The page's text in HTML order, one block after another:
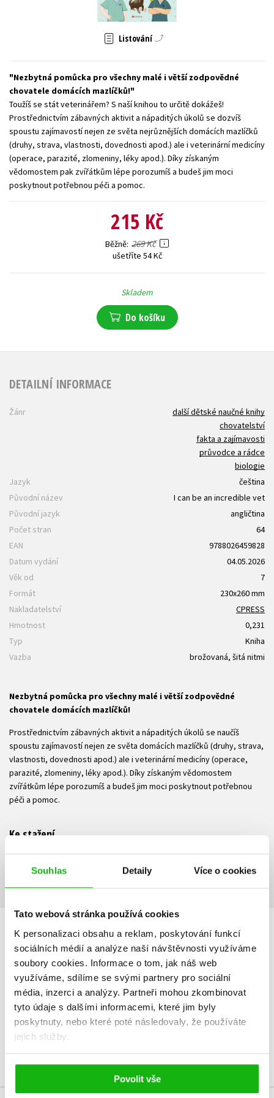
Souhlas Detaily Více o cookies
Tato webová stránka používá cookies
K personalizaci obsahu a reklam, poskytování funkcí
sociálních médií a analýze naší návštěvnosti využíváme
soubory cookies. Informace o tom, jak náš web
využíváme, sdílíme se svými partnery pro sociální
média, inzerci a analýzy. Partneři mohou zkombinovat
tyto údaje s dalšími informacemi, které jim byly
poskytnuty, nebo které poté následovaly, že používáte
jejich služby.
Povolit vše
Zahraniční literatura
Všechny tituly
Listování
Nezbytná pomůcka pro všechny malé i větší zodpovědné
chovatele domácích mazlíčků!
Toužíš se stát veterinářem? S naší knihou to určitě dokážeš!
Prostřednictvím zábavných aktivit a nápaditých úkolů se dozvíš
spoustu zajímavostí nejen ze světa nejrůznějších domácích mazlíčků
(druhy, strava, vlastnosti, dovednosti apod.) ale i veterinární medicíny
(operace, parazité, zlomeniny, léky apod.). Díky získaným
vědomostem pak zvířátkům lépe porozumíš a budeš jim moci
poskytnout potřebnou péči a pomoc.
215 Kč
Běžně 269 Kč
ušetříte 54 Kč
Skladem
Do košíku
DETAILNÍ INFORMACE
Žánr
další dětské naučné knihy
chovatelství
fakta a zajímavosti
průvodce a rádce
biologie
Jazyk
čeština
Původní název
I can be an incredible vet
Původní jazyk
angličtina
Počet stran
64
EAN
9788026459828
Datum vydání
04.05.2026
Věk od
7
Formát
230x260 mm
Nakladatelství
CPRESS
Hmotnost
0,231
Typ
Kniha
Vazba
brožovaná, šitá nitmi
Nezbytná pomůcka pro všechny malé i větší zodpovědné
chovatele domácích mazlíčků!
Prostřednictvím zábavných aktivit a nápaditých úkolů se naučíš
spoustu zajímavostí nejen ze světa domácích mazlíčků (druhy, strava,
vlastnosti, dovednosti apod.) ale i veterinární medicíny (operace,
parazité, zlomeniny, léky apod.). Díky získaným vědomostem
zvířátkům lépe porozumíš a budeš jim moci poskytnout potřebnou
péči a pomoc.
Ke stažení
Ukázka.pdf
HODNOCENÍ ČTENÁŘŮ
V současné době nejsou vytvořena žádná uživatelská hodnocení.
Vaše hodnocení
Uživatelskou recenzi mohou vkládat pouze registrovaní uživatelé